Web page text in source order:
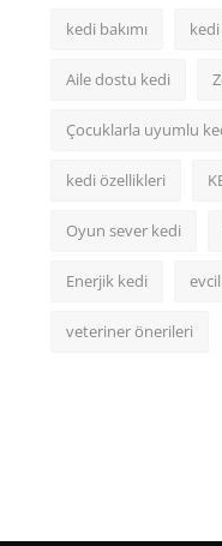
kedi bakımı kedi
Aile dostu kedi
Çocuklarla uyumlu
kedi özellikleri
Oyun sever kedi
Enerjik kedi
veteriner önerileri